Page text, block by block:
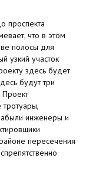
проспекта
что в этом
полосы для
узкий участок
здесь будет
будут три
инженеры и
пересечения